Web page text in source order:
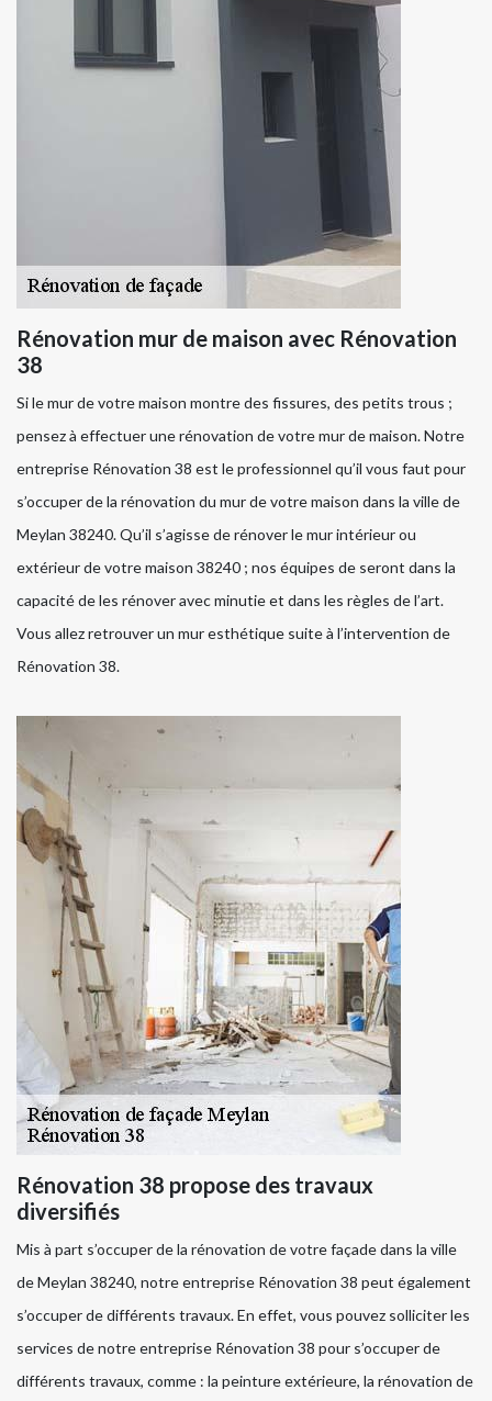
Rénovation mur de maison avec Rénovation
38
Si le mur de votre maison montre des fissures, des petits trous ;
pensez à effectuer une rénovation de votre mur de maison. Notre
entreprise Rénovation 38 est le professionnel qu’il vous faut pour
s’occuper de la rénovation du mur de votre maison dans la ville de
Meylan 38240. Qu’il s’agisse de rénover le mur intérieur ou
extérieur de votre maison 38240 ; nos équipes de seront dans la
capacité de les rénover avec minutie et dans les règles de l’art.
Vous allez retrouver un mur esthétique suite à l’intervention de
Rénovation 38.
Rénovation 38 propose des travaux
diversifiés
Mis à part s’occuper de la rénovation de votre façade dans la ville
de Meylan 38240, notre entreprise Rénovation 38 peut également
s’occuper de différents travaux. En effet, vous pouvez solliciter les
services de notre entreprise Rénovation 38 pour s’occuper de
différents travaux, comme : la peinture extérieure, la rénovation de